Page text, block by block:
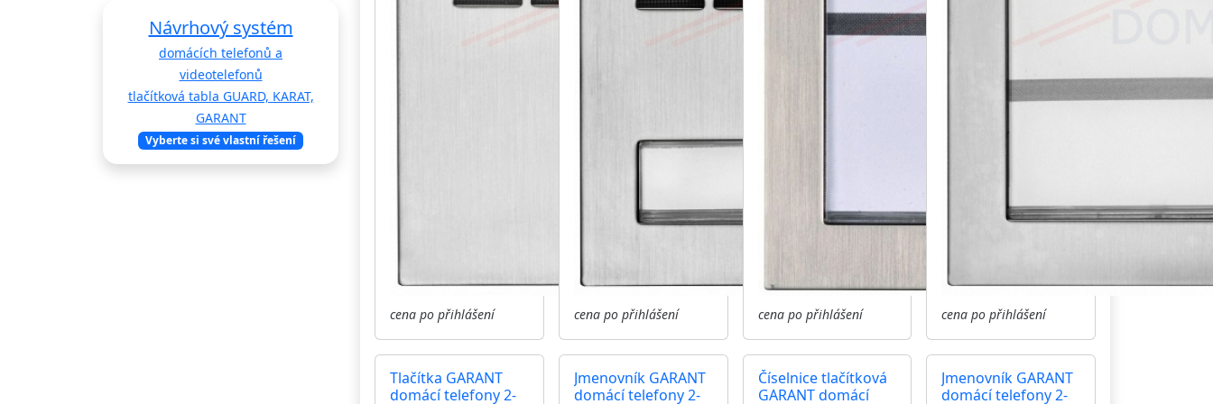
Návrhový systém
domácích telefonů a
videotelefonů
tlačítková tabla GUARD, KARAT,
GARANT
Vyberte si své vlastní řešení
cena po přihlášení cena po přihlášení cena po přihlášení cena po přihlášení
Tlačítka GARANT
domácí telefony 2-
Jmenovník GARANT
domácí telefony 2-
Číselnice tlačítková
GARANT domácí
Jmenovník GARANT
domácí telefony 2-